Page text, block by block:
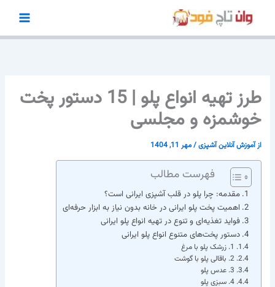
محتوا
طرز تهیه انواع پلو | 15 دستور پخت
خوشمزه و مجلسی
ازآموزش آنلاین آشپزی/مهر 11, 1404
فهرست مطالب
مقدمه: چرا پلو در قلب آشپزی ایرانی است؟
اهمیت پخت پلو ایرانی در خانه بدون نیاز به ابزار حرفه‌ای
فواید تغذیه‌ای و تنوع در تهیه انواع پلو ایرانی
دستور پخت‌های متنوع انواع پلو ایرانی
1. زرشک پلو با مرغ
2. باقالی پلو با گوشت
3. عدس پلو
4. سبزی پلو